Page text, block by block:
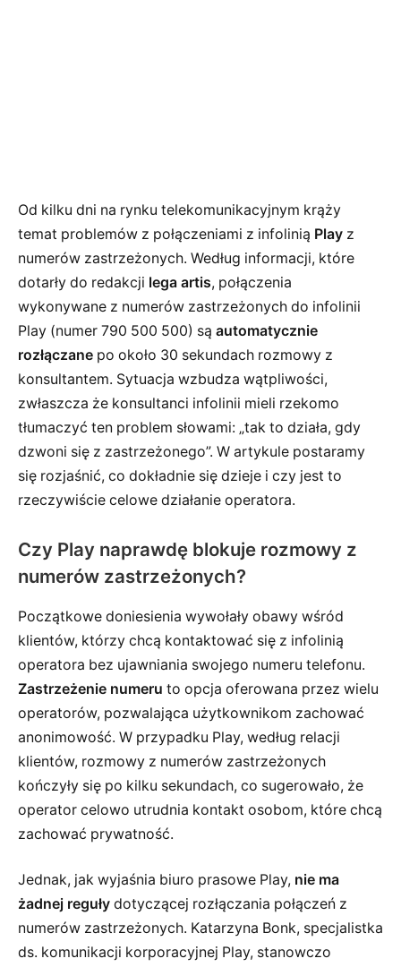
Od kilku dni na rynku telekomunikacyjnym krąży
temat problemów z połączeniami z infolinią Play z
numerów zastrzeżonych. Według informacji, które
dotarły do redakcji lega artis, połączenia
wykonywane z numerów zastrzeżonych do infolinii
Play (numer 790 500 500) są automatycznie
rozłączane po około 30 sekundach rozmowy z
konsultantem. Sytuacja wzbudza wątpliwości,
zwłaszcza że konsultanci infolinii mieli rzekomo
tłumaczyć ten problem słowami: „tak to działa, gdy
dzwoni się z zastrzeżonego”. W artykule postaramy
się rozjaśnić, co dokładnie się dzieje i czy jest to
rzeczywiście celowe działanie operatora.
Czy Play naprawdę blokuje rozmowy z
numerów zastrzeżonych?
Początkowe doniesienia wywołały obawy wśród
klientów, którzy chcą kontaktować się z infolinią
operatora bez ujawniania swojego numeru telefonu.
Zastrzeżenie numeru to opcja oferowana przez wielu
operatorów, pozwalająca użytkownikom zachować
anonimowość. W przypadku Play, według relacji
klientów, rozmowy z numerów zastrzeżonych
kończyły się po kilku sekundach, co sugerowało, że
operator celowo utrudnia kontakt osobom, które chcą
zachować prywatność.
Jednak, jak wyjaśnia biuro prasowe Play, nie ma
żadnej reguły dotyczącej rozłączania połączeń z
numerów zastrzeżonych. Katarzyna Bonk, specjalistka
ds. komunikacji korporacyjnej Play, stanowczo